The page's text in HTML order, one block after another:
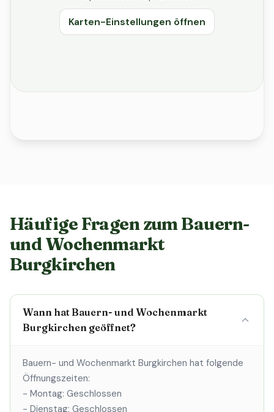
Karten-Einstellungen öffnen
Häufige Fragen zum Bauern-
und Wochenmarkt
Burgkirchen
Wann hat Bauern- und Wochenmarkt
Burgkirchen geöffnet?
Bauern- und Wochenmarkt Burgkirchen hat folgende
Öffnungszeiten:
- Montag: Geschlossen
- Dienstag: Geschlossen